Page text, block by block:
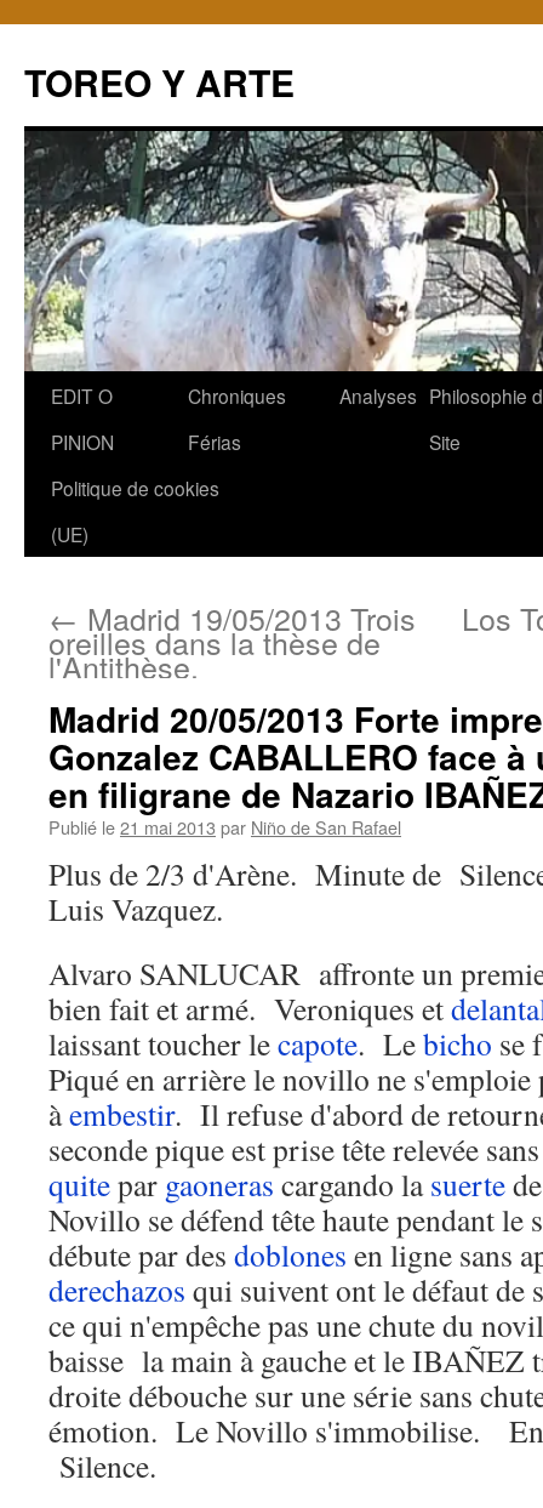
TOREO Y ARTE
Aller
contenu
EDIT O
PINION
Chroniques
Férias
Analyses Philosophie
Site
Politique de cookies
(UE)
← Madrid 19/05/2013 Trois
oreilles dans la thèse de
l'Antithèse.
Los
Madrid 20/05/2013 Forte
Gonzalez CABALLERO face
en filigrane de Nazario
Publié le21 mai 2013 par Niño de San Rafael
Plus de 2/3 d'Arène. Minute de
Luis Vazquez.
Alvaro SANLUCAR affronte un
bien fait et armé. Veroniques et
laissant toucher lecapote. Lebicho se
Piqué en arrière le novillo ne
àembestir. Il refuse d'abord de
seconde pique est prise tête relevée
quitepar gaoneras cargando lasuerte
Novillo se défend tête haute pendant
débute par des doblones en ligne sans
derechazos qui suivent ont le défaut de
ce qui n'empêche pas une chute du
baisse la main à gauche et le IBAÑEZ
droite débouche sur une série sans
émotion. Le Novillo s'immobilise.
Silence.